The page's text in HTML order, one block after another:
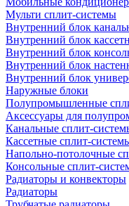
Мульти сплит-системы
Внутренний блок
Внутренний блок
Внутренний блок
Внутренний блок
Внутренний блок
Наружные блоки
Полупромышленные
Аксессуары для
Канальные сплит-
Кассетные сплит-
Напольно-потолочные
Консольные сплит-
Радиаторы и конвекторы
Радиаторы